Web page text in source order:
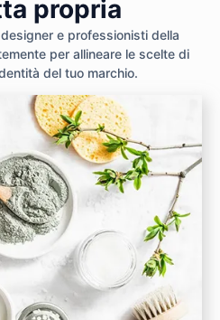
propria
e professionisti della
per allineare le scelte di
del tuo marchio.